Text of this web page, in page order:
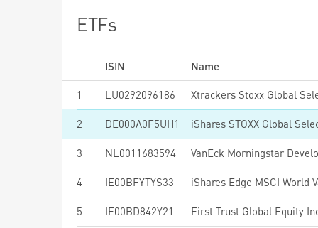
ETFs
ISIN
Name
1
LU0292096186
2 DE000A0F5UH1
3 NL0011683594
4 IE00BFYTYS33
5 IE00BD842Y21 First Trust Global Equity